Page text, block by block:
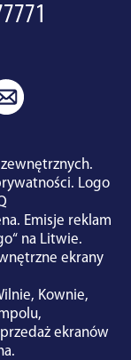
. Logo
Emisje reklam
na Litwie.
ekrany
, Kownie,
,
ekranów
.